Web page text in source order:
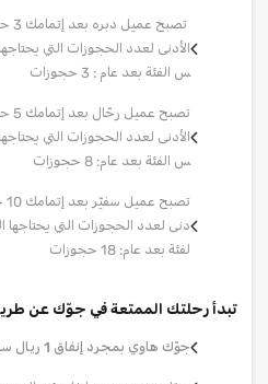
الأدنى لعدد الحجوزات التي
س الفئة بعد عام : 3 حجوزات
الأدنى لعدد الحجوزات التي
س الفئة بعد عام: 8 حجوزات
دنى لعدد الحجوزات التي يحتاجها
لفئة بعد عام: 18 حجوزات
تبدأ رحلتك الممتعة في جوّك عن
جوّك هاوي بمجرد إنفاق 1 ريال سعودي = 1 نقطة